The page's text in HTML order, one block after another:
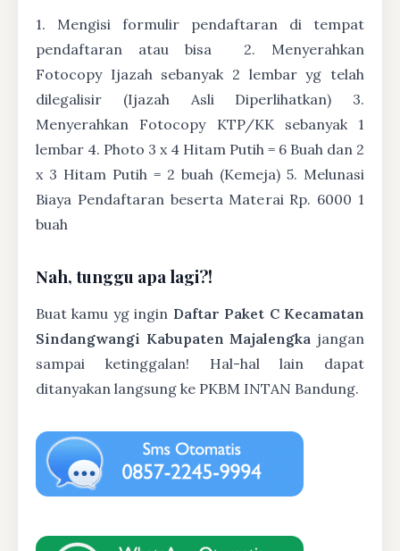
1. Mengisi formulir pendaftaran di tempat
pendaftaran atau bisa
2. Menyerahkan
Fotocopy Ijazah sebanyak 2 lembar yg telah
dilegalisir (Ijazah Asli Diperlihatkan) 3.
Menyerahkan Fotocopy KTP/KK sebanyak 1
lembar 4. Photo 3 x 4 Hitam Putih = 6 Buah dan 2
x 3 Hitam Putih = 2 buah (Kemeja) 5. Melunasi
Biaya Pendaftaran beserta Materai Rp. 6000 1
buah
Nah, tunggu apa lagi?!
Buat kamu yg ingin Daftar Paket C Kecamatan
Sindangwangi Kabupaten Majalengka jangan
sampai ketinggalan! Hal-hal lain dapat
ditanyakan langsung ke PKBM INTAN Bandung.